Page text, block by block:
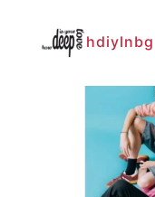
hdiylnbg